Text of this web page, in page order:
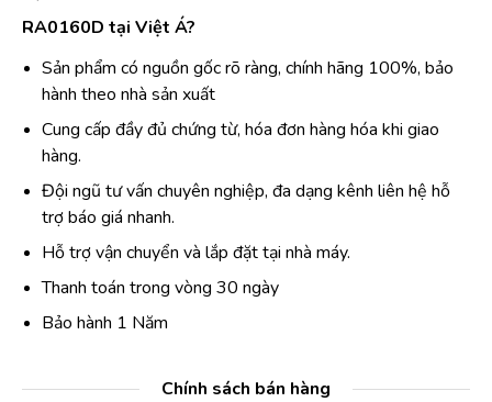
RA0160D tại Việt Á?
Sản phẩm có nguồn gốc rõ ràng, chính hãng 100%, bảo
hành theo nhà sản xuất
Cung cấp đầy đủ chứng từ, hóa đơn hàng hóa khi giao
hàng.
Đội ngũ tư vấn chuyên nghiệp, đa dạng kênh liên hệ hỗ
trợ báo giá nhanh.
Hỗ trợ vận chuyển và lắp đặt tại nhà máy.
Thanh toán trong vòng 30 ngày
Bảo hành 1 Năm
Chính sách bán hàng